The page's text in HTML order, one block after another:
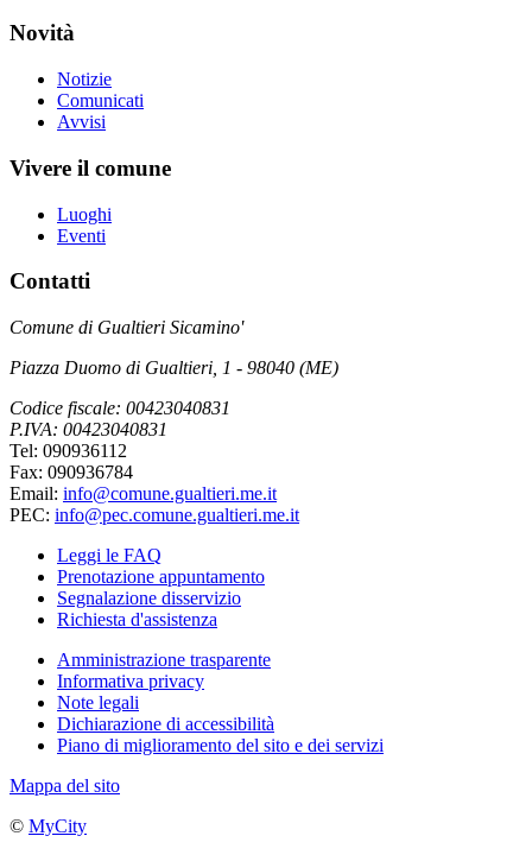
Novità
Notizie
Comunicati
Avvisi
Vivere il comune
Luoghi
Eventi
Contatti
Comune di Gualtieri Sicamino'
Piazza Duomo di Gualtieri, 1 - 98040 (ME)
Codice fiscale: 00423040831
P.IVA: 00423040831
Tel: 090936112
Fax: 090936784
Email: info@comune.gualtieri.me.it
PEC: info@pec.comune.gualtieri.me.it
Leggi le FAQ
Prenotazione appuntamento
Segnalazione disservizio
Richiesta d'assistenza
Amministrazione trasparente
Informativa privacy
Note legali
Dichiarazione di accessibilità
Piano di miglioramento del sito e dei servizi
Mappa del sito
© MyCity